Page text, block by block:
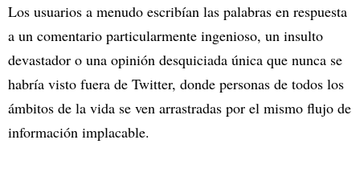
Los usuarios a menudo escribían las palabras en respuesta
a un comentario particularmente ingenioso, un insulto
devastador o una opinión desquiciada única que nunca se
habría visto fuera de Twitter, donde personas de todos los
ámbitos de la vida se ven arrastradas por el mismo flujo de
información implacable.